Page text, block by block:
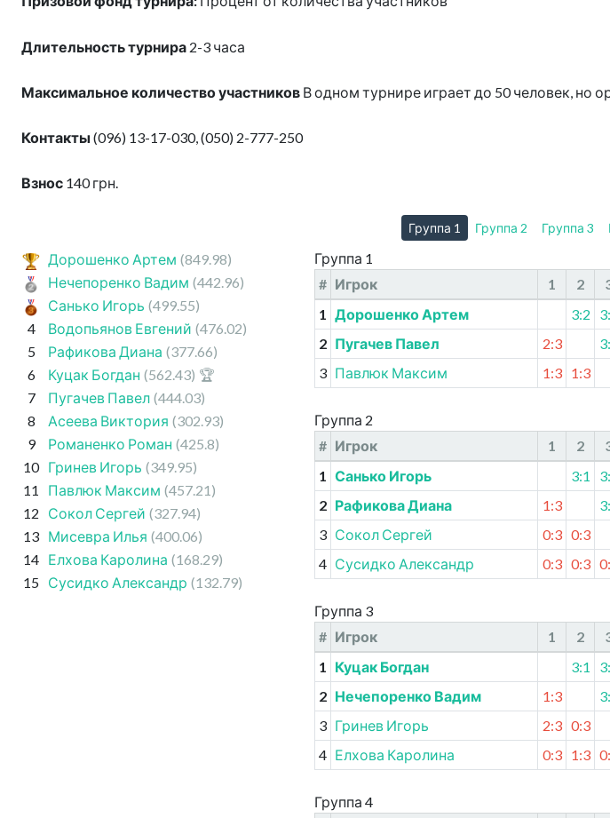
Длительность турнира 2-3 часа
Максимальное количество участников В одном турнире играет до 50 человек, но
Контакты(096) 13-17-030, (050) 2-777-250
Взнос 140 грн.
Группа 1 Группа 2 Группа 3
Дорошенко Артем (849.98)
Нечепоренко Вадим (442.96)
Санько Игорь (499.55)
4
Водопьянов Евгений (476.02)
5
Рафикова Диана (377.66)
6
Куцак Богдан (562.43) 🏆
7
Пугачев Павел (444.03)
8
Асеева Виктория (302.93)
9
Романенко Роман (425.8)
10 Гринев Игорь (349.95)
11
Павлюк Максим (457.21)
12
Сокол Сергей (327.94)
13 Мисевра Илья (400.06)
14 Елхова Каролина (168.29)
15 Сусидко Александр (132.79)
Группа 1
# Игрок 1 2
1 Дорошенко Артем 3:2
2 Пугачев Павел 2:3
3 Павлюк Максим 1:3 1:3
Группа 2
# Игрок 1 2
1 Санько Игорь 3:1
2 Рафикова Диана 1:3
3 Сокол Сергей 0:3 0:3
4 Сусидко Александр 0:3 0:3
Группа 3
# Игрок 1 2
1 Куцак Богдан 3:1
2 Нечепоренко Вадим 1:3
3 Гринев Игорь 2:3 0:3
4 Елхова Каролина 0:3 1:3
Группа 4